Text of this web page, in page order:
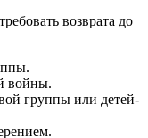
возврата до
войны.
группы или детей-